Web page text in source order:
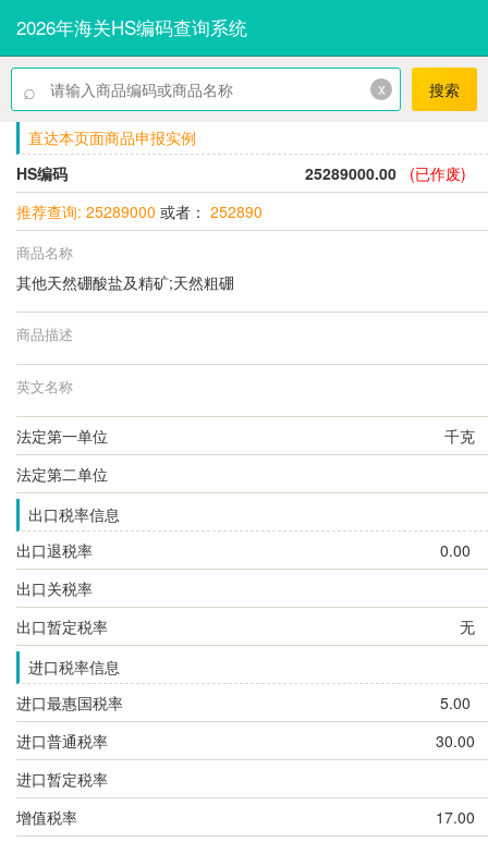
2026年海关HS编码查询系统
⌕ x 搜索
直达本页面商品申报实例
HS编码
25289000.00
(已作废)
推荐查询: 25289000 或者： 252890
商品名称
其他天然硼酸盐及精矿;天然粗硼
商品描述
英文名称
法定第一单位
千克
法定第二单位
出口税率信息
出口退税率
0.00
出口关税率
出口暂定税率
无
进口税率信息
进口最惠国税率
5.00
进口普通税率
30.00
进口暂定税率
增值税率
17.00